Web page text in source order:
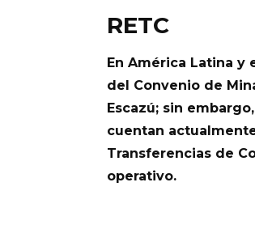
RETC
En América Latina y
del Convenio de
Escazú; sin
cuentan
Transferencias de
operativo.